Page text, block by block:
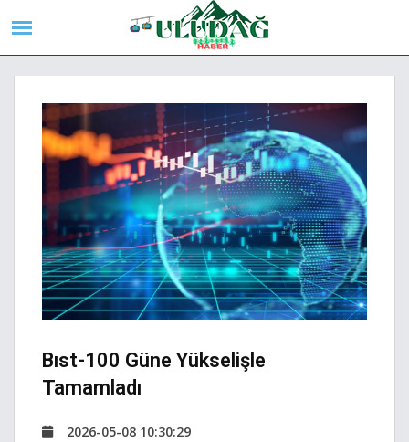
Bıst-100 Güne Yükselişle
Tamamladı
2026-05-08 10:30:29